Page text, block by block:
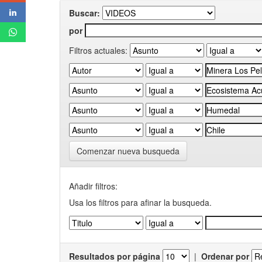
Buscar:
por
Filtros actuales:
Comenzar nueva busqueda
Añadir filtros:
Usa los filtros para afinar la busqueda.
Resultados por página | Ordenar por